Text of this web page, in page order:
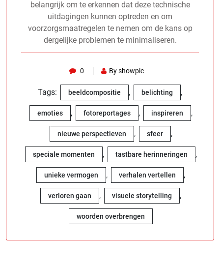
belangrijk om te erkennen dat deze technische
uitdagingen kunnen optreden en om
voorzorgsmaatregelen te nemen om de kans op
dergelijke problemen te minimaliseren.
0 By showpic
Tags: beeldcompositie , belichting ,
emoties , fotoreportages , inspireren ,
nieuwe perspectieven , sfeer ,
speciale momenten , tastbare herinneringen ,
unieke vermogen , verhalen vertellen ,
verloren gaan , visuele storytelling ,
woorden overbrengen